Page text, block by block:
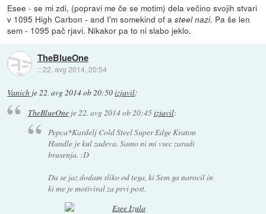
Esee - se mi zdi, (popravi me če se motim) dela večino svojih stvari
v 1095 High Carbon - and I'm somekind of asteel nazi. Pa še len
sem - 1095 pač rjavi. Nikakor pa to ni slabo jeklo.
TheBlueOne
::22. avg 2014, 20:54
Vanich je22. avg 2014 ob 20:50izjavil:
TheBlueOneje22. avg 2014 ob 20:45izjavil:
Pepca*Kardelj Cold Steel Super Edge Kraton
Handle je kul zadeva. Samo ni mi vsec zaradi
brusenja. :D
Da se jaz dodam sliko od tega, ki Sem ga narocil in
ki me je motiviral za prvi post.